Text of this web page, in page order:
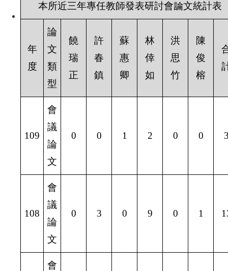
本所近三年專任教師發表研討會論文統計表
年
度
論
文
類
型
饒
瑞
正
許
春
鎮
蘇
惠
卿
林
倖
如
洪
思
竹
陳
俊
榕
109
會
議
論
文
0 0 1 2 0 0
108
會
議
論
文
0 3 0 9 0 1
會